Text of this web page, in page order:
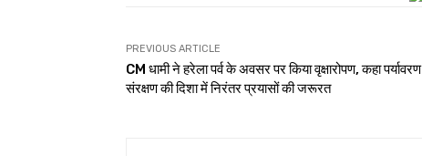
PREVIOUS ARTICLE
CM धामी ने हरेला पर्व के अवसर पर किया वृक्षारोपण, कहा पर्यावरण
संरक्षण की दिशा में निरंतर प्रयासों की जरूरत